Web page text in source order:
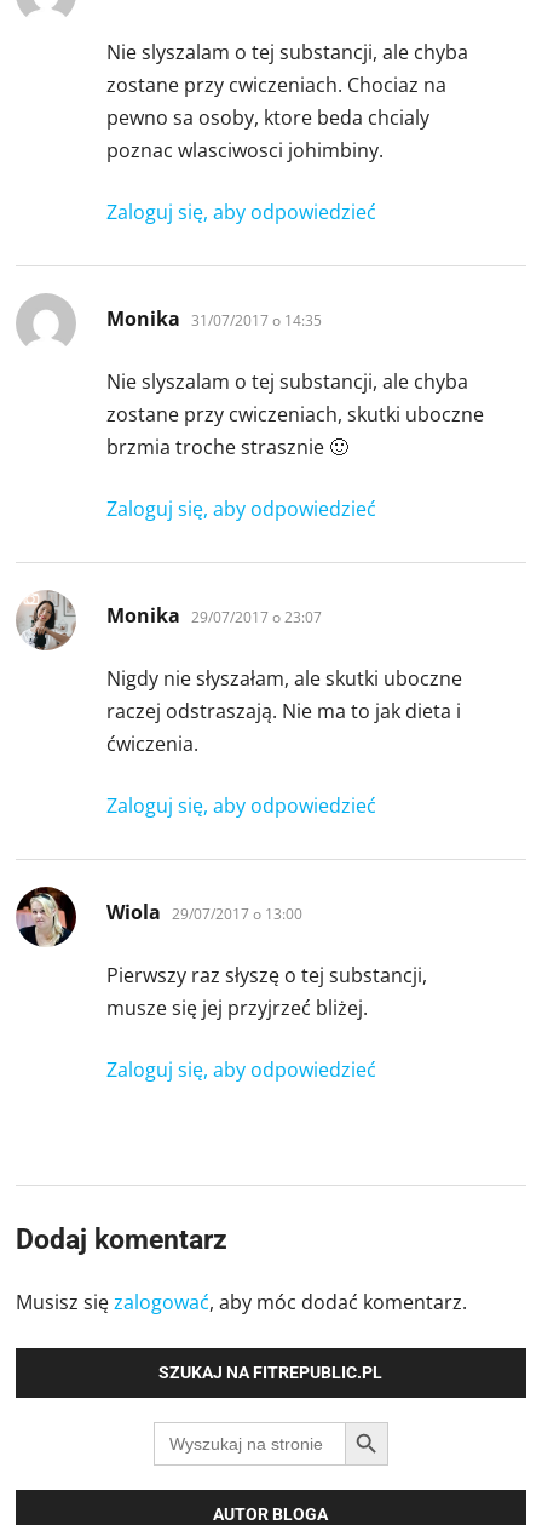
Nie slyszalam o tej substancji, ale chyba
zostane przy cwiczeniach. Chociaz na
pewno sa osoby, ktore beda chcialy
poznac wlasciwosci johimbiny.
Zaloguj się, aby odpowiedzieć
Monika pisze:
31/07/2017 o 14:35
Nie slyszalam o tej substancji, ale chyba
zostane przy cwiczeniach, skutki uboczne
brzmia troche strasznie 🙂
Zaloguj się, aby odpowiedzieć
Monika pisze:
29/07/2017 o 23:07
Nigdy nie słyszałam, ale skutki uboczne
raczej odstraszają. Nie ma to jak dieta i
ćwiczenia.
Zaloguj się, aby odpowiedzieć
Wiola pisze:
29/07/2017 o 13:00
Pierwszy raz słyszę o tej substancji,
musze się jej przyjrzeć bliżej.
Zaloguj się, aby odpowiedzieć
Dodaj komentarz
Musisz sięzalogować, aby móc dodać komentarz.
SZUKAJ NA FITREPUBLIC.PL
Search
for:
SEARCH BUTTON
AUTOR BLOGA